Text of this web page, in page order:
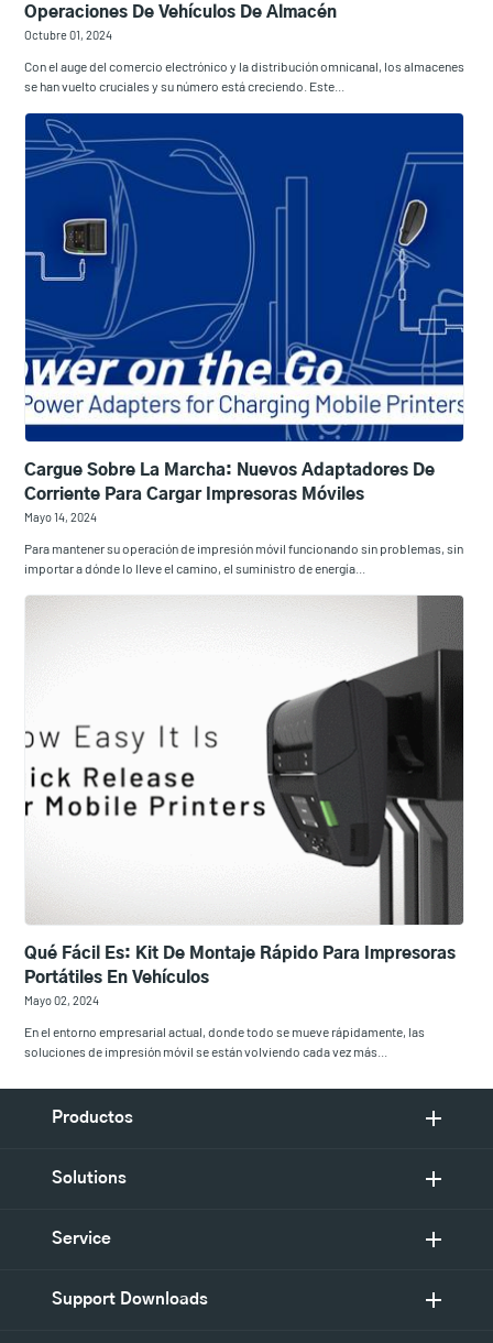
Operaciones De Vehículos De Almacén
Octubre 01, 2024
Con el auge del comercio electrónico y la distribución omnicanal, los almacenes
se han vuelto cruciales y su número está creciendo. Este...
Cargue Sobre La Marcha: Nuevos Adaptadores De
Corriente Para Cargar Impresoras Móviles
Mayo 14, 2024
Para mantener su operación de impresión móvil funcionando sin problemas, sin
importar a dónde lo lleve el camino, el suministro de energía...
Qué Fácil Es: Kit De Montaje Rápido Para Impresoras
Portátiles En Vehículos
Mayo 02, 2024
En el entorno empresarial actual, donde todo se mueve rápidamente, las
soluciones de impresión móvil se están volviendo cada vez más...
Productos
Solutions
Service
Support Downloads